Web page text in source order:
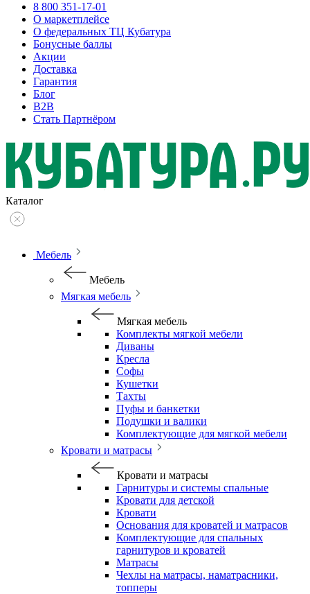
8 800 351-17-01
О маркетплейсе
О федеральных ТЦ Кубатура
Бонусные баллы
Акции
Доставка
Гарантия
Блог
B2B
Стать Партнёром
Каталог
Мебель
Мебель
Мягкая мебель
Мягкая мебель
Комплекты мягкой мебели
Диваны
Кресла
Софы
Кушетки
Тахты
Пуфы и банкетки
Подушки и валики
Комплектующие для мягкой мебели
Кровати и матрасы
Кровати и матрасы
Гарнитуры и системы спальные
Кровати для детской
Кровати
Основания для кроватей и матрасов
Комплектующие для спальных
гарнитуров и кроватей
Матрасы
Чехлы на матрасы, наматрасники,
топперы